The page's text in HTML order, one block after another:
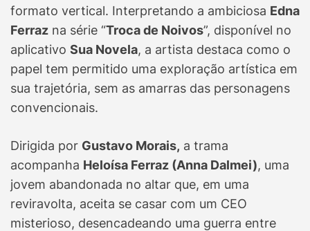
formato vertical. Interpretando a ambiciosa Edna
Ferraz na série “Troca de Noivos”, disponível no
aplicativo Sua Novela, a artista destaca como o
papel tem permitido uma exploração artística em
sua trajetória, sem as amarras das personagens
convencionais.
Dirigida por Gustavo Morais, a trama
acompanha Heloísa Ferraz (Anna Dalmei), uma
jovem abandonada no altar que, em uma
reviravolta, aceita se casar com um CEO
misterioso, desencadeando uma guerra entre